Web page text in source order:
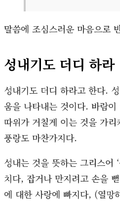
말씀에 조심스러운 마음으로
성내기도 더디 하라
성내기도 더디 하라고 한다.
움을 나타내는 것이다. 바람
따위가 거칠게 이는 것을 가
풍랑도 마찬가지다.
성내는 것을 뜻하는 그리스어
치다, 잡거나 만지려고 손을
에 대한 사랑에 빠지다, (열망